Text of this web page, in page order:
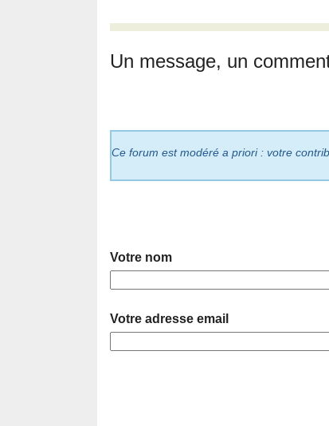
Un message, un
Ce forum est modéré a priori : votre
Votre nom
Votre adresse email